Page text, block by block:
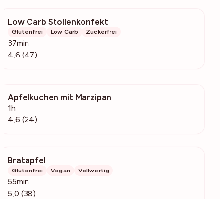
Low Carb Stollenkonfekt
Glutenfrei Low Carb Zuckerfrei
37min
4,6 (47)
Apfelkuchen mit Marzipan
1h
4,6 (24)
Bratapfel
Glutenfrei Vegan Vollwertig
55min
5,0 (38)